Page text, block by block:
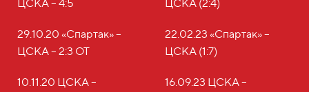
ЦСКА – 4:5
29.10.20 «Спартак» –
ЦСКА – 2:3 ОТ
10.11.20 ЦСКА –
ЦСКА (2:4)
22.02.23 «Спартак» –
ЦСКА (1:7)
16.09.23 ЦСКА –